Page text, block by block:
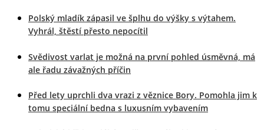
Polský mladík zápasil ve šplhu do výšky s výtahem.
Vyhrál, štěstí přesto nepocítil
Svědivost varlat je možná na první pohled úsměvná, má
ale řadu závažných příčin
Před lety uprchli dva vrazi z věznice Bory. Pomohla jim k
tomu speciální bedna s luxusním vybavením